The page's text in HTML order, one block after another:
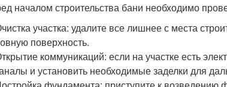
началом строительства бани необходимо
участка: удалите все лишнее с места
поверхность.
коммуникаций: если на участке есть
и установить необходимые заделки для